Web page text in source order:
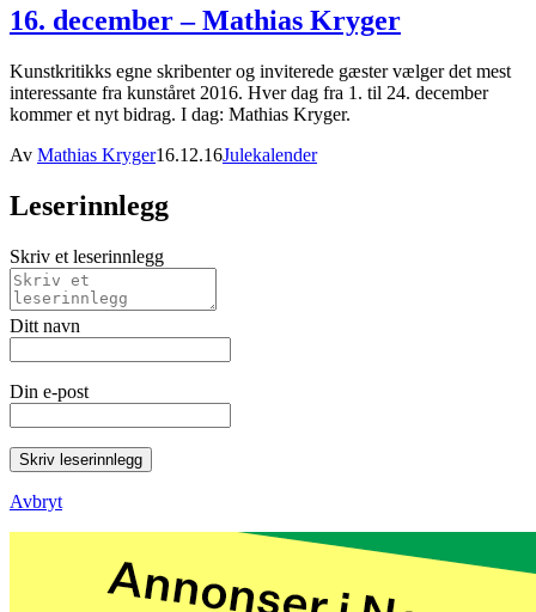
16. december – Mathias Kryger
Kunstkritikks egne skribenter og inviterede gæster vælger det mest
interessante fra kunståret 2016. Hver dag fra 1. til 24. december
kommer et nyt bidrag. I dag: Mathias Kryger.
Av Mathias Kryger16.12.16Julekalender
Leserinnlegg
Skriv et leserinnlegg
Ditt navn
Din e-post
Skriv leserinnlegg
Avbryt